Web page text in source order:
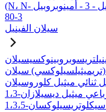
(N، N- ثنائي إيثيل - 3 - أمينوبروبيل) تريميثوكسيسيلان CAS: 41051-
80-3
سيلان الفينيل